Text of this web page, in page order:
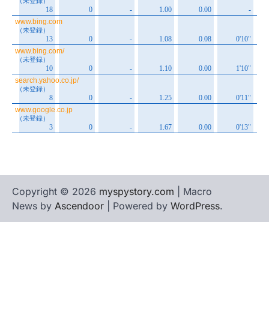
Copyright © 2026 myspystory.com | Macro
News by Ascendoor | Powered by WordPress.